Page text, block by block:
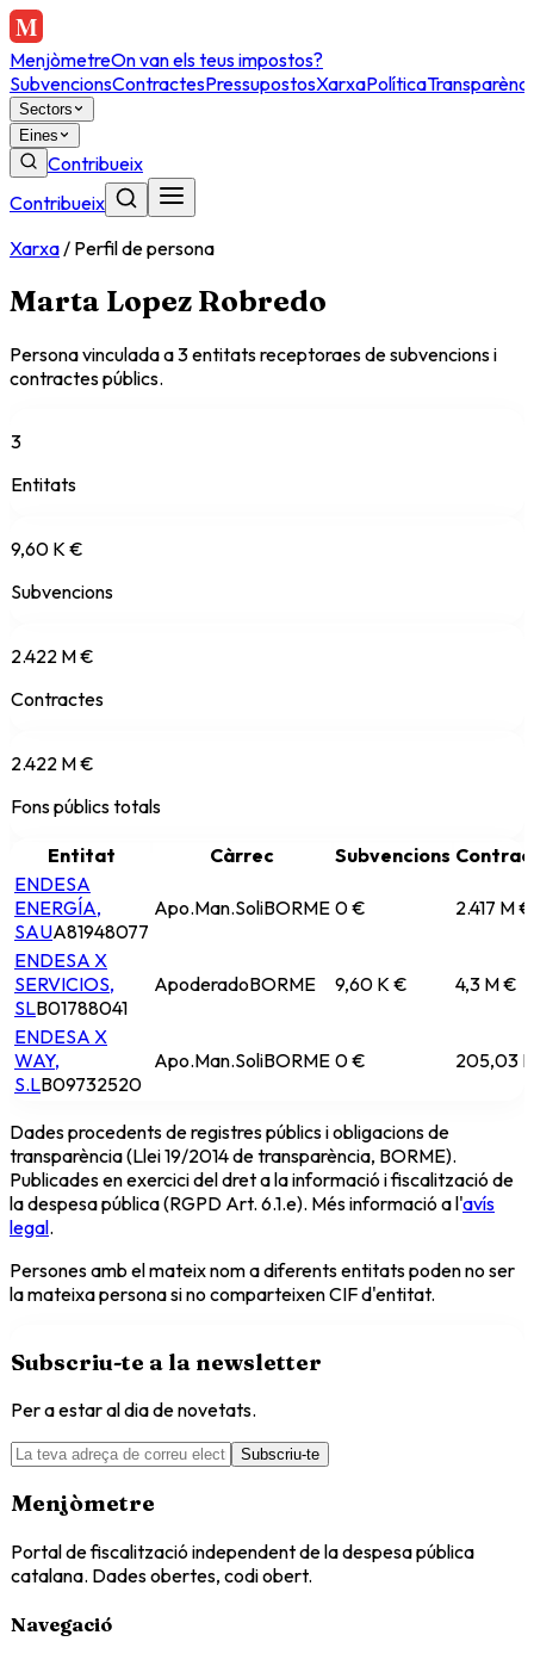
MenjòmetreOn van els teus impostos?
SubvencionsContractesPressupostosXarxaPolítica
Sectors
Eines
Contribueix
Contribueix
Xarxa/ Perfil de persona
Marta Lopez Robredo
Persona vinculada a3entitatsreceptoraesde subvencions i
contractes públics.
3
Entitats
9,60 K €
Subvencions
2.422 M €
Contractes
2.422 M €
Fons públics totals
Entitat Càrrec Subvencions
ENDESA
ENERGÍA,
SAUA81948077
Apo.Man.SoliBORME 0 € 2.417 M €
ENDESA X
SERVICIOS,
SLB01788041
ApoderadoBORME 9,60 K € 4,3 M €
ENDESA X
WAY,
S.LB09732520
Apo.Man.SoliBORME 0 € 205,03
Dades procedents de registres públics i obligacions de
transparència (Llei 19/2014 de transparència, BORME).
Publicades en exercici del dret a la informació i fiscalització de
la despesa pública (RGPD Art. 6.1.e). Més informació a l'avís
legal.
Persones amb el mateix nom a diferents entitats poden no ser
la mateixa persona si no comparteixen CIF d'entitat.
Subscriu-te a la newsletter
Per a estar al dia de novetats.
Subscriu-te
Menjòmetre
Portal de fiscalització independent de la despesa pública
catalana. Dades obertes, codi obert.
Navegació